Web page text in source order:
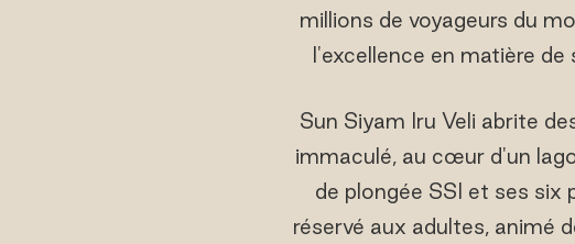
millions de voyageurs du
l'excellence en matière
Sun Siyam Iru Veli abrite
immaculé, au cœur d'un
de plongée SSI et ses
réservé aux adultes, animé